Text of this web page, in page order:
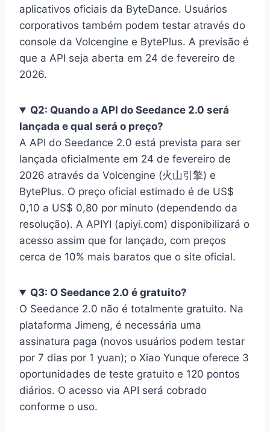
aplicativos oficiais da ByteDance. Usuários
corporativos também podem testar através do
console da Volcengine e BytePlus. A previsão é
que a API seja aberta em 24 de fevereiro de
2026.
Q2: Quando a API do Seedance 2.0 será
lançada e qual será o preço?
A API do Seedance 2.0 está prevista para ser
lançada oficialmente em 24 de fevereiro de
2026 através da Volcengine (火山引擎) e
BytePlus. O preço oficial estimado é de US$
0,10 a US$ 0,80 por minuto (dependendo da
resolução). A APIYI (apiyi.com) disponibilizará o
acesso assim que for lançado, com preços
cerca de 10% mais baratos que o site oficial.
Q3: O Seedance 2.0 é gratuito?
O Seedance 2.0 não é totalmente gratuito. Na
plataforma Jimeng, é necessária uma
assinatura paga (novos usuários podem testar
por 7 dias por 1 yuan); o Xiao Yunque oferece 3
oportunidades de teste gratuito e 120 pontos
diários. O acesso via API será cobrado
conforme o uso.